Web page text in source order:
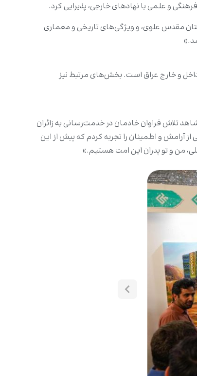
و علمی با نهادهای خارجی، پذیرایی کرد.
مقدس علوی، و ویژگی‌های تاریخی و معماری
و خارج عراق است. بخش‌های مرتبط نیز
تلاش فراوان خادمان در خدمت‌رسانی به زائران
آرامش و اطمینان را تجربه کردم که پیش از این
من و تو پدران این امت هستیم.»